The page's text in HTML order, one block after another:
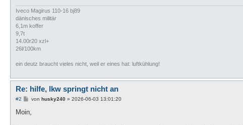
Iveco Magirus 110-16 bj89
dänisches militär
6,1m koffer
9,7t
14.00r20 xzl+
26l/100km
ein deutz braucht vieles nicht, weil er eines hat: luftkühlung!
Re: hilfe, lkw springt nicht an
#2
B
i
t
von husky240» 2026-06-03 13:01:20
Moin,